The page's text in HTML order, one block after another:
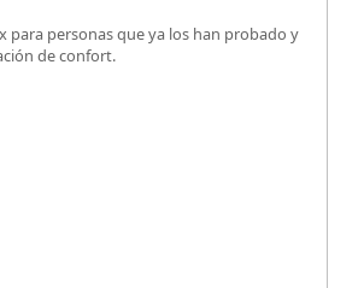
para personas que ya los han probado y
de confort.